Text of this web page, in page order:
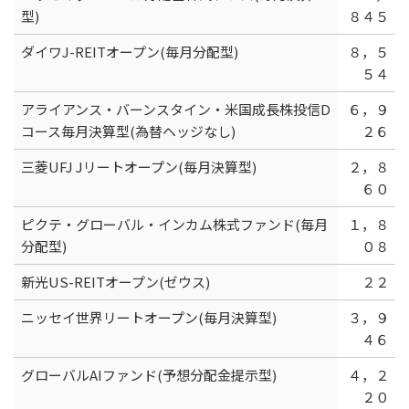
型)
８４５
ダイワJ-REITオープン(毎月分配型)
８，５
５４
アライアンス・バーンスタイン・米国成長株投信D
コース毎月決算型(為替ヘッジなし)
６，９
２６
三菱UFJ Jリートオープン(毎月決算型)
２，８
６０
ピクテ・グローバル・インカム株式ファンド(毎月
分配型)
１，８
０８
新光US-REITオープン(ゼウス)
２２
ニッセイ世界リートオープン(毎月決算型)
３，９
４６
グローバルAIファンド(予想分配金提示型)
４，２
２０